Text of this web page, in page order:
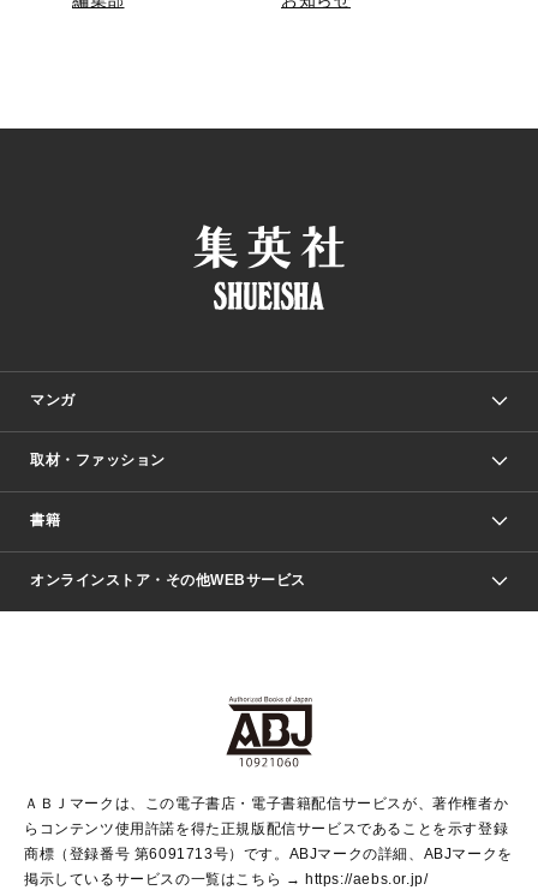
マンガ
少年マンガ
Vジャンプ
ジャンプルーキー！
ジャンプTOON
S-MANGA
週刊ヤングジャンプ
ウルトラジャンプ
リマコミ＋
マンガMeets
月刊オフィスユー
取材・ファッション
Seventeen
LEE
Marisol
芸能・情報・スポーツ
パラスポ＋！
書籍
文芸・文庫・総合
青春と読書
アジア人物史
集英社新書
集英社新書プラス
よみタイ
ライトノベル・ノベライズ
集英社Webマガジン Cobalt
集英社オレンジ文庫
シフォン文庫
集英社みらい文庫
S-KIDS.LAND
オンラインストア・その他WEBサービス
SHUEISHA MANGA-ART HERITAGE
HAPPY PLUS STORE
shueisha vox
EDITOR'S LAB
ＡＢＪマークは、この電子書店・電子書籍配信サービスが、著作権者か
らコンテンツ使用許諾を得た正規版配信サービスであることを示す登録
商標（登録番号 第6091713号）です。ABJマークの詳細、ABJマークを
掲示しているサービスの一覧はこちら → https://aebs.or.jp/